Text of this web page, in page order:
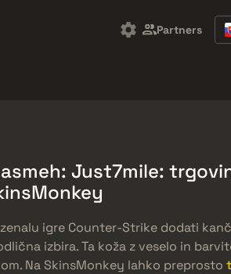
Partners
Just7mile:
igre Counter-Strike dodati
izbira. Ta koža z veselo in
Na SkinsMonkey lahko preprosto